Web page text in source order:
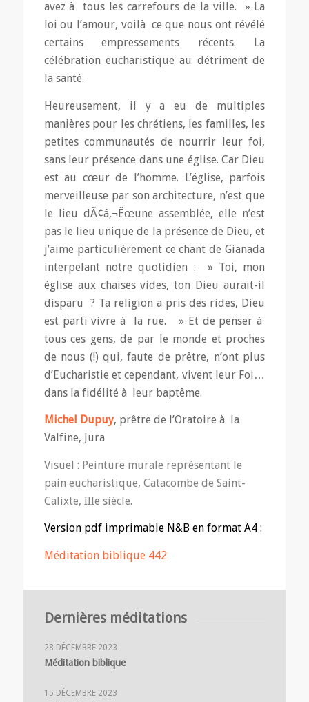
avez à tous les carrefours de la ville. » La
loi ou l’amour, voilà ce que nous ont révélé
certains empressements récents. La
célébration eucharistique au détriment de
la santé.
Heureusement, il y a eu de multiples
manières pour les chrétiens, les familles, les
petites communautés de nourrir leur foi,
sans leur présence dans une église. Car Dieu
est au cœur de l’homme. L’église, parfois
merveilleuse par son architecture, n’est que
le lieu dÃ¢â‚¬Ëœune assemblée, elle n’est
pas le lieu unique de la présence de Dieu, et
j’aime particulièrement ce chant de Gianada
interpelant notre quotidien : » Toi, mon
église aux chaises vides, ton Dieu aurait-il
disparu ? Ta religion a pris des rides, Dieu
est parti vivre à la rue. » Et de penser à
tous ces gens, de par le monde et proches
de nous (!) qui, faute de prêtre, n’ont plus
d’Eucharistie et cependant, vivent leur Foi…
dans la fidélité à leur baptême.
Michel Dupuy, prêtre de l’Oratoire à la
Valfine, Jura
Visuel : Peinture murale représentant le
pain eucharistique, Catacombe de Saint-
Calixte, IIIe siècle.
Version pdf imprimable N&B en format A4 :
Méditation biblique 442
Dernières méditations
28 DÉCEMBRE 2023
Méditation biblique
15 DÉCEMBRE 2023